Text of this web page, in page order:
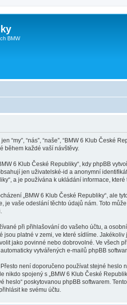
BMW
“nás”, “naše”, “BMW 6 Klub České
během každé vaší návštěvy.
6 Klub České Republiky“, kdy phpBB
jen uživatelské-id a anonymní
a je používána k ukládání informace,
„BMW 6 Klub České Republiky“, ale
vaše odeslání těchto údajů nám. Toto
při přihlašování do vašeho účtu, a
platné v zemi, ve které sídlíme.
jako povinné nebo dobrovolné. Ve všech
vytvářených e-mailů phpBB
není doporučeno používat stejné heslo
spojený s „BMW 6 Klub České
heslo“ poskytovanou phpBB softwarem.
ke svému účtu.